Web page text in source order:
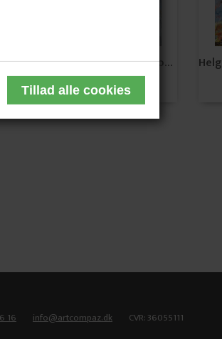
Helga Kristmundsdottir Helga Kristmundsdottir
14.000,00 DKK
16 info@artcompaz.dk CVR: 36055111